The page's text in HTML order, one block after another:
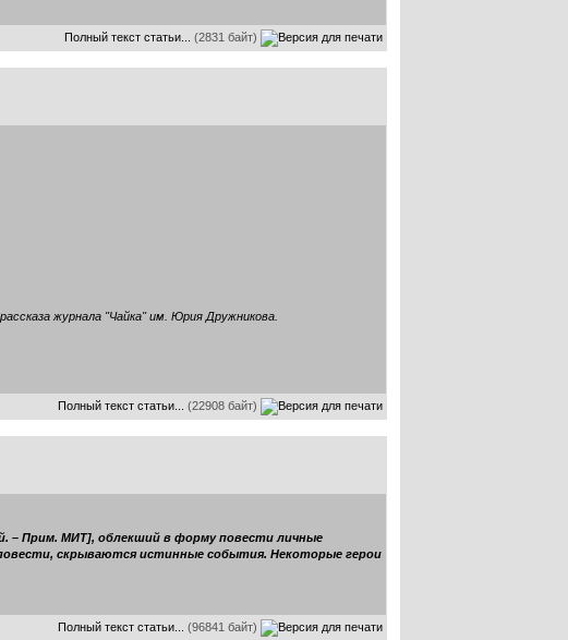
Полный текст статьи... (2831 байт)
журнала "Чайка" им. Юрия Дружникова.
Полный текст статьи... (22908 байт)
– Прим. МИТ], облекший в форму повести личные
скрываются истинные события. Некоторые герои
Полный текст статьи... (96841 байт)